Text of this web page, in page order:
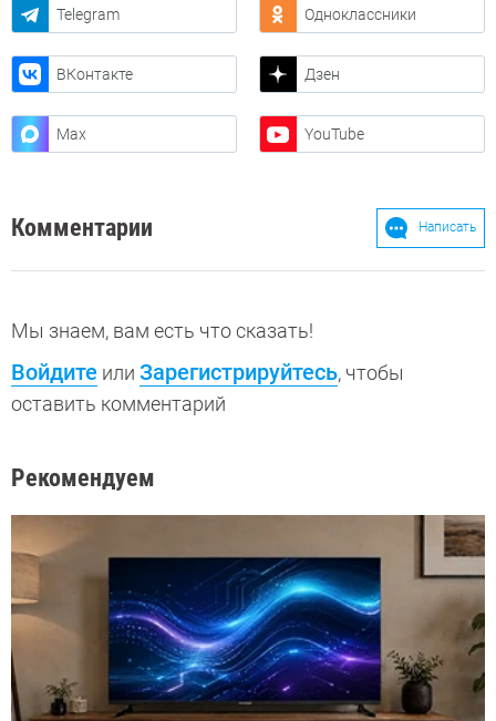
Telegram Одноклассники
ВКонтакте Дзен
Max YouTube
Комментарии Написать
Мы знаем, вам есть что сказать!
Войдите или Зарегистрируйтесь, чтобы
оставить комментарий
Рекомендуем